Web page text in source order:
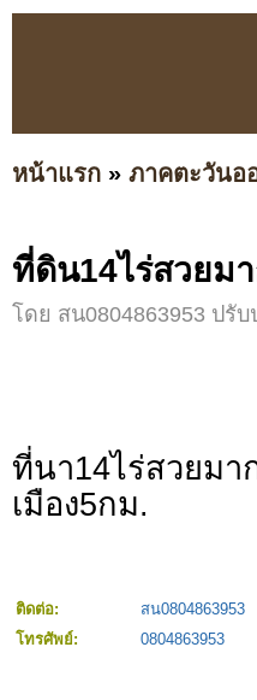
หน้าแรก » ภาคตะวันอ
ที่ดิน14ไร่สวยม
โดย สน0804863953 ปรับ
ที่นา14ไร่สวยม
เมือง5กม.
ติดต่อ: สน0804863953
โทรศัพย์:
0804863953